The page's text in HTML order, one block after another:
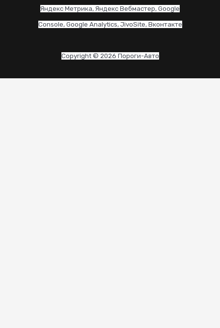
Яндекс Метрика, Яндекс Вебмастер, Google
Console, Google Analytics, JivoSite, Вконтакте
Copyright © 2026 Пороги-Авто